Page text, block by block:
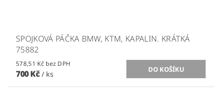
SPOJKOVÁ PÁČKA BMW, KTM, KAPALIN. KRÁTKÁ
75882
578,51 Kč bez DPH
700 Kč / ks